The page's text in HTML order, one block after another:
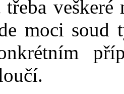
třeba
moci soud